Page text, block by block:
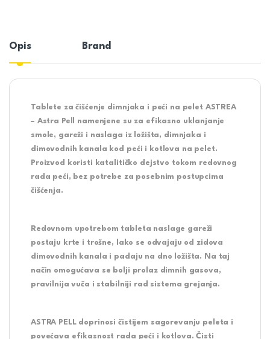
Opis Brand
Tablete za čišćenje dimnjaka i peći na pelet ASTREA
– Astra Pell namenjene su za efikasno uklanjanje
smole, gareži i naslaga iz ložišta, dimnjaka i
dimovodnih kanala kod peći i kotlova na pelet.
Proizvod koristi katalitičko dejstvo tokom redovnog
rada peći, bez potrebe za posebnim postupcima
čišćenja.
Redovnom upotrebom tableta naslage gareži
postaju krte i trošne, lako se odvajaju od zidova
dimovodnih kanala i padaju na dno ložišta. Na taj
način omogućava se bolji prolaz dimnih gasova,
pravilnija vuča i stabilniji rad sistema grejanja.
ASTRA PELL doprinosi čistijem sagorevanju peleta i
povećava efikasnost rada peći i kotlova. Čisti